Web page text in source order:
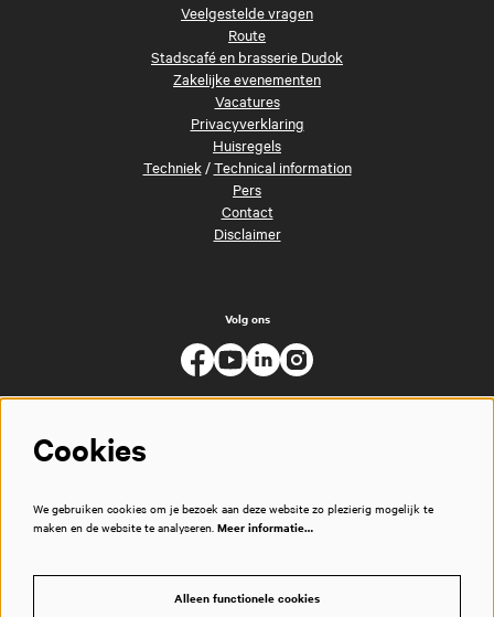
Veelgestelde vragen
Route
Stadscafé en brasserie Dudok
Zakelijke evenementen
Vacatures
Privacyverklaring
Huisregels
Techniek/Technical information
Pers
Contact
Disclaimer
Volg ons
Cookies
We gebruiken cookies om je bezoek aan deze website zo plezierig mogelijk te
maken en de website te analyseren. Meer informatie…
Alleen functionele cookies